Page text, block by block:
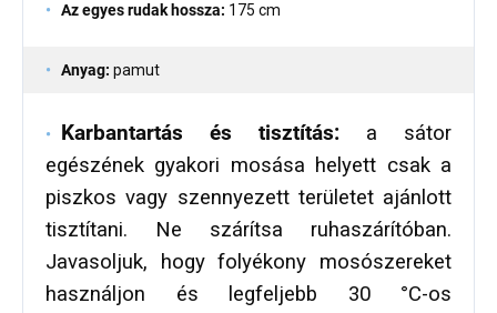
Az egyes rudak hossza: 175 cm
Anyag: pamut
Karbantartás és tisztítás: a sátor
egészének gyakori mosása helyett csak a
piszkos vagy szennyezett területet ajánlott
tisztítani. Ne szárítsa ruhaszárítóban.
Javasoljuk, hogy folyékony mosószereket
használjon és legfeljebb 30 °C-os